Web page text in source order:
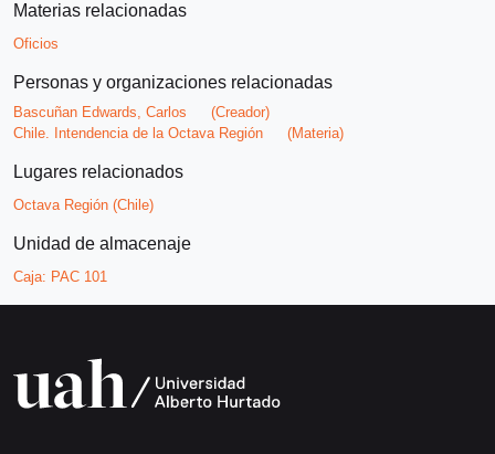
Materias relacionadas
Oficios
Personas y organizaciones relacionadas
Bascuñan Edwards, Carlos
(Creador)
Chile. Intendencia de la Octava Región
(Materia)
Lugares relacionados
Octava Región (Chile)
Unidad de almacenaje
Caja: PAC 101